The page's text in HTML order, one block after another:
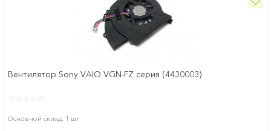
Вентилятор Sony VAIO VGN-FZ cерия (4430003)
Основной склад: 1 шт